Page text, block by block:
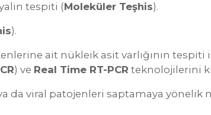
tespiti (Moleküler Teşhis).
).
ait nükleik asit varlığının tespiti
) ve Real Time RT-PCR teknolojilerini
da viral patojenleri saptamaya yönelik